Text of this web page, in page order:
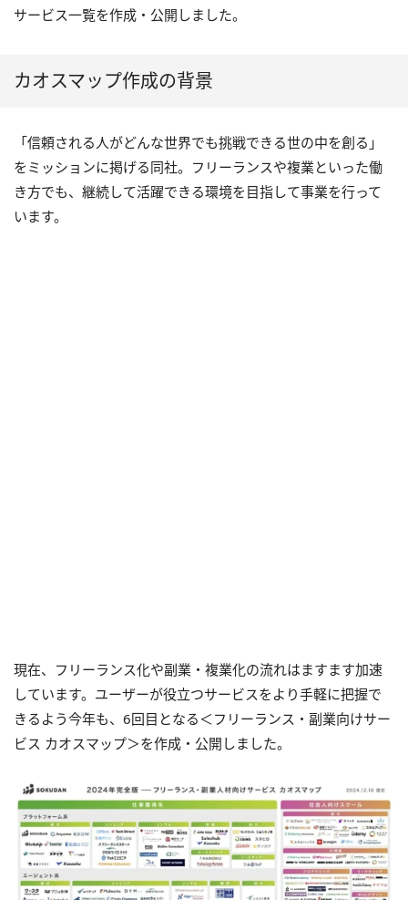
サービス一覧を作成・公開しました。
カオスマップ作成の背景
「信頼される人がどんな世界でも挑戦できる世の中を創る」
をミッションに掲げる同社。フリーランスや複業といった働
き方でも、継続して活躍できる環境を目指して事業を行って
います。
現在、フリーランス化や副業・複業化の流れはますます加速
しています。ユーザーが役立つサービスをより手軽に把握で
きるよう今年も、6回目となる＜フリーランス・副業向けサー
ビス カオスマップ＞を作成・公開しました。